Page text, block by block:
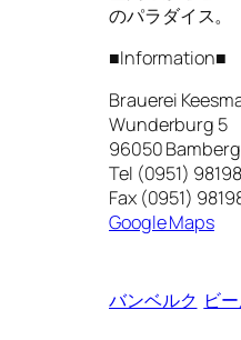
のパラダイス。
■Information■
Brauerei
Wunderburg 5
96050 Bamberg
Tel (0951)
Fax (0951)
Google Maps
バンベルク ビ